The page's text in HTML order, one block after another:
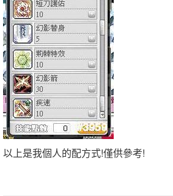
以上是我個人的配方式!僅供參考!